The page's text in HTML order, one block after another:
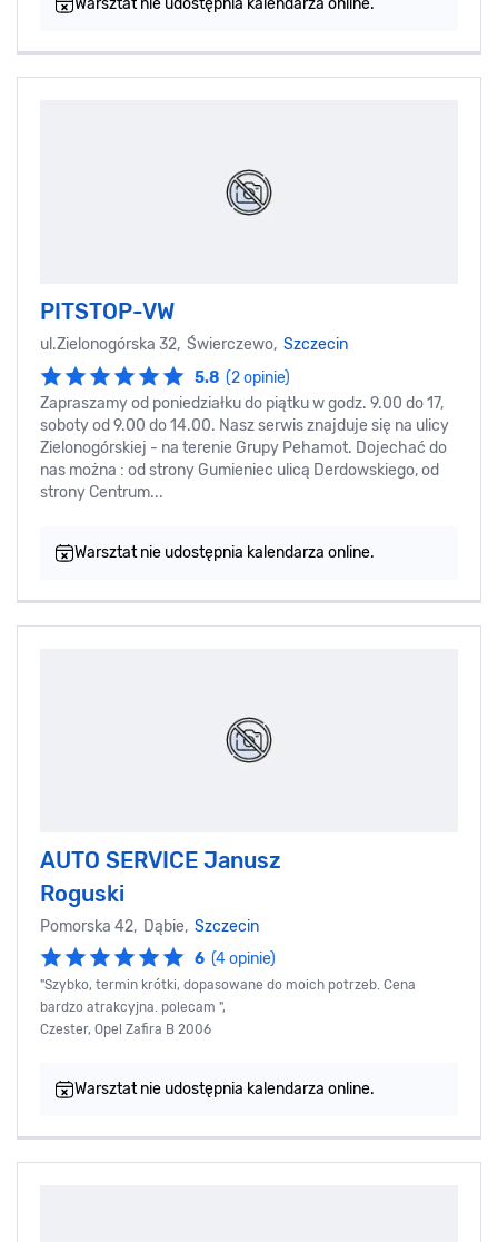
Warsztat nie udostępnia kalendarza online.
PITSTOP-VW
ul.Zielonogórska 32, Świerczewo, Szczecin
5.8 (2 opinie)
Zapraszamy od poniedziałku do piątku w godz. 9.00 do 17,
soboty od 9.00 do 14.00. Nasz serwis znajduje się na ulicy
Zielonogórskiej - na terenie Grupy Pehamot. Dojechać do
nas można : od strony Gumieniec ulicą Derdowskiego, od
strony Centrum...
Warsztat nie udostępnia kalendarza online.
AUTO SERVICE Janusz
Roguski
Pomorska 42, Dąbie, Szczecin
6 (4 opinie)
"Szybko, termin krótki, dopasowane do moich potrzeb. Cena
bardzo atrakcyjna. polecam ",
Czester, Opel Zafira B 2006
Warsztat nie udostępnia kalendarza online.